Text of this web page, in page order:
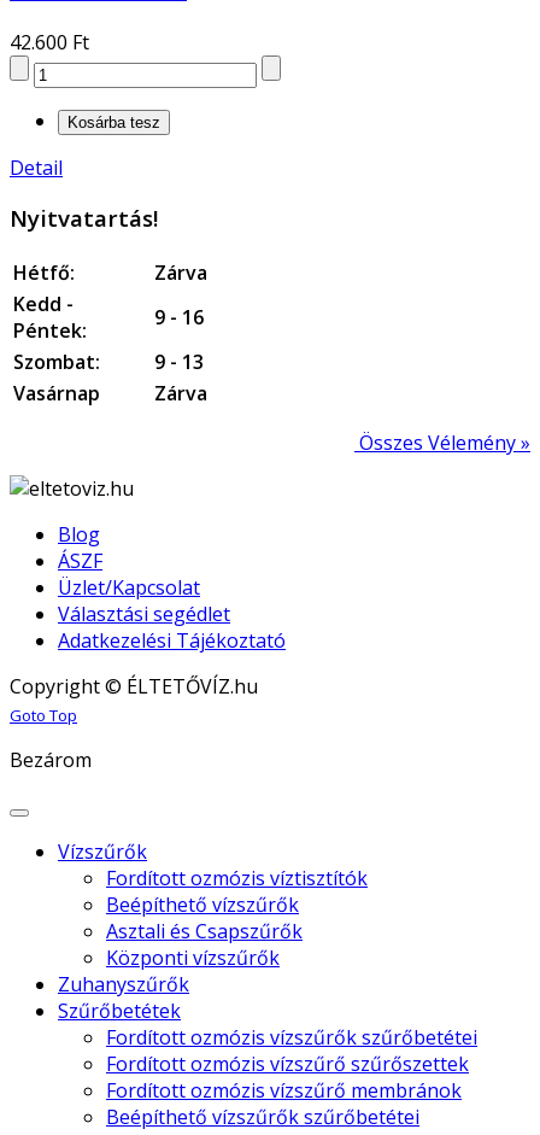
42.600 Ft
Detail
Nyitvatartás!
Hétfő:
Zárva
Kedd -
Péntek:
9 - 16
Szombat:
9 - 13
Vasárnap
Zárva
Összes Vélemény »
Blog
ÁSZF
Üzlet/Kapcsolat
Választási segédlet
Adatkezelési Tájékoztató
Copyright © ÉLTETŐVÍZ.hu
Joomla! 3 Templates
Goto Top
Bezárom
Vízszűrők
Fordított ozmózis víztisztítók
Beépíthető vízszűrők
Asztali és Csapszűrők
Központi vízszűrők
Zuhanyszűrők
Szűrőbetétek
Fordított ozmózis vízszűrők szűrőbetétei
Fordított ozmózis vízszűrő szűrőszettek
Fordított ozmózis vízszűrő membránok
Beépíthető vízszűrők szűrőbetétei